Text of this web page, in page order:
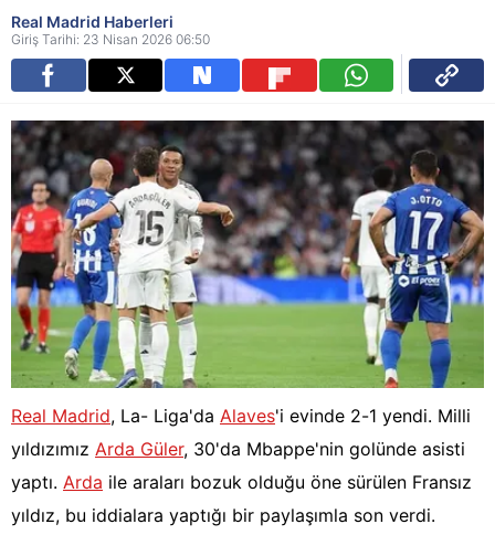
Real Madrid Haberleri
Giriş Tarihi: 23 Nisan 2026 06:50
Real Madrid, La- Liga'da Alaves'i evinde 2-1 yendi. Milli
yıldızımız Arda Güler, 30'da Mbappe'nin golünde asisti
yaptı. Arda ile araları bozuk olduğu öne sürülen Fransız
yıldız, bu iddialara yaptığı bir paylaşımla son verdi.